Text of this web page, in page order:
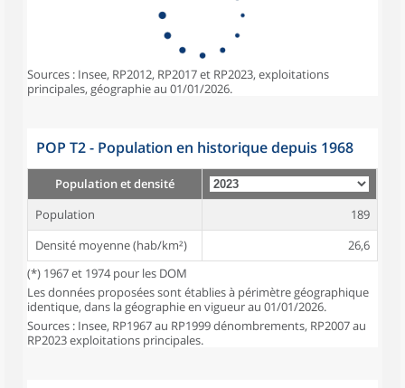
Sources : Insee, RP2012, RP2017 et RP2023, exploitations
principales, géographie au 01/01/2026.
POP T2 - Population en historique depuis 1968
Population et densité
Population
189
Densité moyenne (hab/km²)
26,6
(*) 1967 et 1974 pour les DOM
Les données proposées sont établies à périmètre géographique
identique, dans la géographie en vigueur au 01/01/2026.
Sources : Insee, RP1967 au RP1999 dénombrements, RP2007 au
RP2023 exploitations principales.